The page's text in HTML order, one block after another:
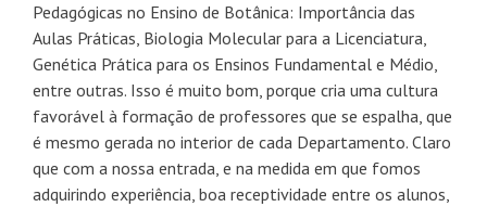
Pedagógicas no Ensino de Botânica: Importância das
Aulas Práticas, Biologia Molecular para a Licenciatura,
Genética Prática para os Ensinos Fundamental e Médio,
entre outras. Isso é muito bom, porque cria uma cultura
favorável à formação de professores que se espalha, que
é mesmo gerada no interior de cada Departamento. Claro
que com a nossa entrada, e na medida em que fomos
adquirindo experiência, boa receptividade entre os alunos,